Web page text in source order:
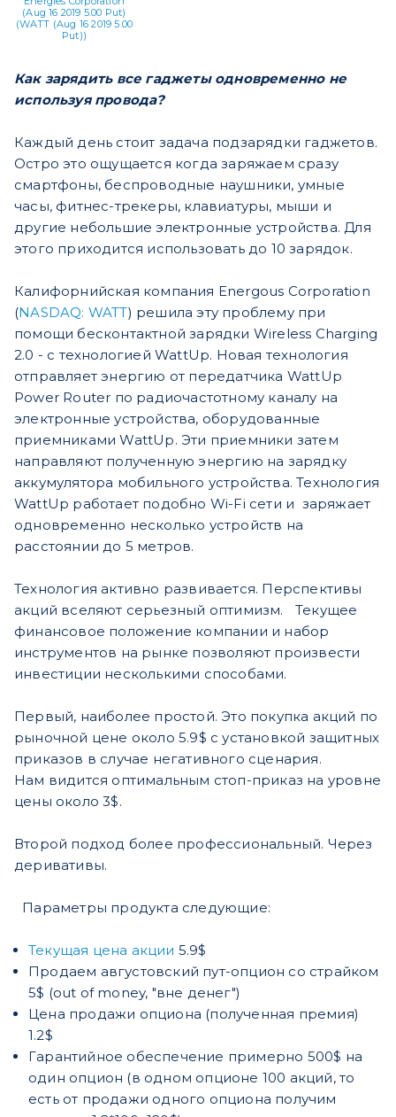
(Aug 16 2019 5.00 Put)
(WATT (Aug 16 2019 5.00
Put))
Как зарядить все гаджеты одновременно не
используя провода?
Каждый день стоит задача подзарядки гаджетов.
Остро это ощущается когда заряжаем сразу
смартфоны, беспроводные наушники, умные
часы, фитнес-трекеры, клавиатуры, мыши и
другие небольшие электронные устройства. Для
этого приходится использовать до 10 зарядок.
Калифорнийская компания Energous Corporation
(NASDAQ: WATT) решила эту проблему при
помощи бесконтактной зарядки Wireless Charging
2.0 - с технологией WattUp. Новая технология
отправляет энергию от передатчика WattUp
Power Router по радиочастотному каналу на
электронные устройства, оборудованные
приемниками WattUp. Эти приемники затем
направляют полученную энергию на зарядку
аккумулятора мобильного устройства. Технология
WattUp работает подобно Wi-Fi сети и заряжает
одновременно несколько устройств на
расстоянии до 5 метров.
Технология активно развивается. Перспективы
акций вселяют серьезный оптимизм. Текущее
финансовое положение компании и набор
инструментов на рынке позволяют произвести
инвестиции несколькими способами.
Первый, наиболее простой. Это покупка акций по
рыночной цене около 5.9$ c установкой защитных
приказов в случае негативного сценария.
Нам видится оптимальным стоп-приказ на уровне
цены около 3$.
Второй подход более профессиональный. Через
деривативы.
Параметры продукта следующие:
Текущая цена акции 5.9$
Продаем августовский пут-опцион со страйком
5$ (out of money, "вне денег")
Цена продажи опциона (полученная премия)
1.2$
Гарантийное обеспечение примерно 500$ на
один опцион (в одном опционе 100 акций, то
есть от продажи одного опциона получим